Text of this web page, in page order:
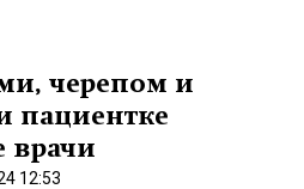
черепом и
пациентке
врачи
12:53